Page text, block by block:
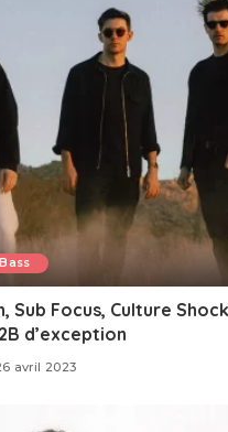
Sub Focus, Culture
d’exception
avril 2023